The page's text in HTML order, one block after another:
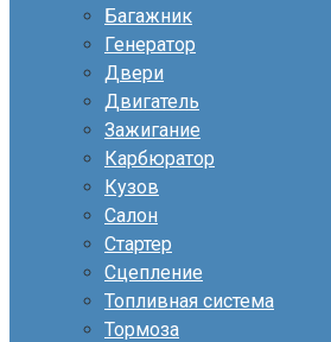
Багажник
Генератор
Двери
Двигатель
Зажигание
Карбюратор
Кузов
Салон
Стартер
Сцепление
Топливная система
Тормоза